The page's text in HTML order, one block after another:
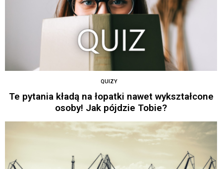
QUIZY
Te pytania kładą na łopatki nawet wykształcone
osoby! Jak pójdzie Tobie?